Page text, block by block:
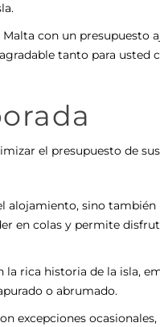
con un presupuesto
tanto para usted
el presupuesto de
alojamiento, sino también
en colas y permite
rica historia de la isla,
o abrumado.
excepciones